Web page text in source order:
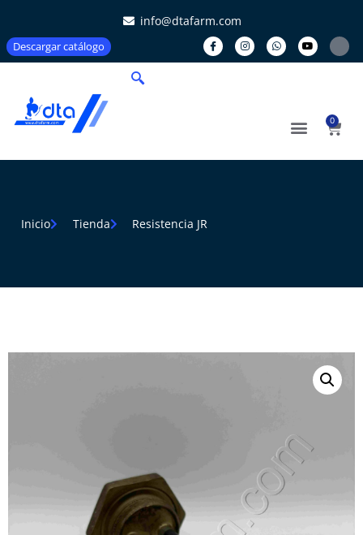
info@dtafarm.com
Descargar catálogo
0
Inicio Tienda Resistencia JR